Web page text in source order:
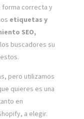
correcta y
etiquetas y
SEO,
buscadores su
pero utilizamos
quieres es una
en
a elegir.